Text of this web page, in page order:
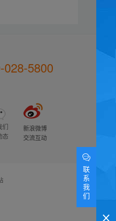
028-5800
们
态
新浪微博
交流互动
联
系
我
们